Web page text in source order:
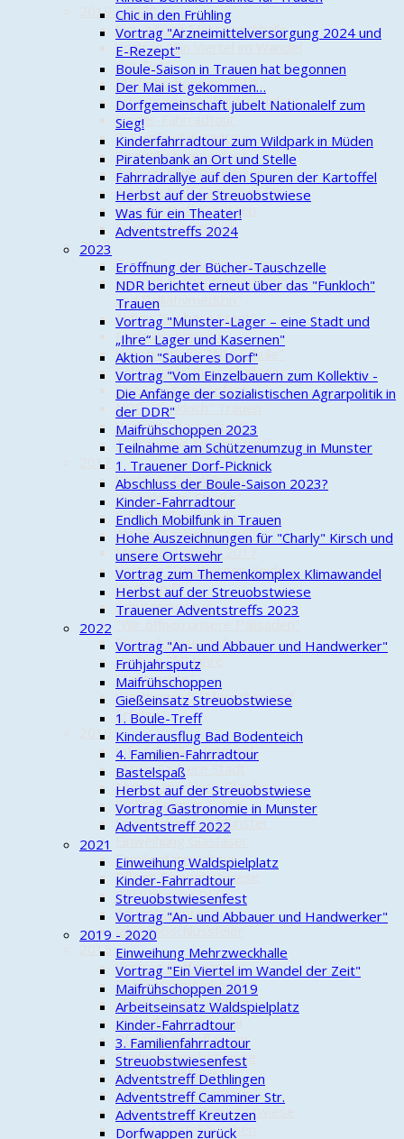
2019 - 2020
Einweihung Mehrzweckhalle
Vortrag "Ein Viertel im Wandel
der Zeit"
Maifrühschoppen 2019
Arbeitseinsatz Waldspielplatz
Kinder-Fahrradtour
3. Familienfahrradtour
Streuobstwiesenfest
Adventstreff Dethlingen
Adventstreff Camminer Str.
Adventstreff Kreutzen
Dorfwappen zurück
2018
Beginn Sporthallenumbau
Vortrag "Patientenverfügung
und Palliativmedizin"
Aktion "Saubere Stadt"
Maifrühschoppen
Kunstwerk für "Alte Schule"
Cold-Water-Beer-Challenge
Streuobstwiesenfest
NDR: "Funkloch" Trauen
Vortrag "Hausnotruf"
1. Trauener Adventstreff
2017
Vortrag „Die Wilhelm-
Bockelmann-Straße"
Info Straßenausbau
Aktion "Saubere Stadt"
Maifrühschoppen 2017
Vortrag "Lüneburger Heide -
Wolfsland"
Schützenumzug
Streuobstwiesenfest
Vortrag "50 Jahre
Stadtrechte"
Wettbewerb "Menschen und
Erfolge"
2016
Info schnelles Internet
Aktion Saubere Stadt
Musteranschluss Glasfaser
Frühschoppen 1. Mai
Schützenumzug Munster
Familienfahrradtour
Pflege Streuobstwiese
Besichtigung DLR
Adventsexpress
Jahresabschlussfeier
2015
Vortrag Kaffeeanbau
Peter kümmt inkognito
Aktion "Saubere Stadt"
Frühschoppen 1. Mai
Pfingstbaumpflanzen
Bänke Streuobstwiese
Erkundungsfahrt
1. Familienfahrradtour
Erweiterung Streuobstwiese
Neues Wartehäuschen
Chic in den Frühling
Vortrag "Arzneimittelversorgung 2024 und
E-Rezept"
Boule-Saison in Trauen hat begonnen
Der Mai ist gekommen…
Dorfgemeinschaft jubelt Nationalelf zum
Sieg!
Kinderfahrradtour zum Wildpark in Müden
Piratenbank an Ort und Stelle
Fahrradrallye auf den Spuren der Kartoffel
Herbst auf der Streuobstwiese
Was für ein Theater!
Adventstreffs 2024
2023
Eröffnung der Bücher-Tauschzelle
NDR berichtet erneut über das "Funkloch"
Trauen
Vortrag "Munster-Lager – eine Stadt und
„Ihre“ Lager und Kasernen"
Aktion "Sauberes Dorf"
Vortrag "Vom Einzelbauern zum Kollektiv -
Die Anfänge der sozialistischen Agrarpolitik in
der DDR"
Maifrühschoppen 2023
Teilnahme am Schützenumzug in Munster
1. Trauener Dorf-Picknick
Abschluss der Boule-Saison 2023?
Kinder-Fahrradtour
Endlich Mobilfunk in Trauen
Hohe Auszeichnungen für "Charly" Kirsch und
unsere Ortswehr
Vortrag zum Themenkomplex Klimawandel
Herbst auf der Streuobstwiese
Trauener Adventstreffs 2023
2022
Vortrag "An- und Abbauer und Handwerker"
Frühjahrsputz
Maifrühschoppen
Gießeinsatz Streuobstwiese
1. Boule-Treff
Kinderausflug Bad Bodenteich
4. Familien-Fahrradtour
Bastelspaß
Herbst auf der Streuobstwiese
Vortrag Gastronomie in Munster
Adventstreff 2022
2021
Einweihung Waldspielplatz
Kinder-Fahrradtour
Streuobstwiesenfest
Vortrag "An- und Abbauer und Handwerker"
2019 - 2020
Einweihung Mehrzweckhalle
Vortrag "Ein Viertel im Wandel der Zeit"
Maifrühschoppen 2019
Arbeitseinsatz Waldspielplatz
Kinder-Fahrradtour
3. Familienfahrradtour
Streuobstwiesenfest
Adventstreff Dethlingen
Adventstreff Camminer Str.
Adventstreff Kreutzen
Dorfwappen zurück